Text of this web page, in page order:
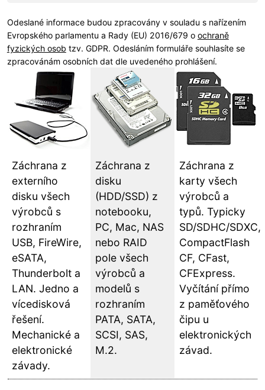
Odeslané informace budou zpracovány v souladu s nařízením
Evropského parlamentu a Rady (EU) 2016/679 o ochraně
fyzických osob tzv. GDPR. Odesláním formuláře souhlasíte se
zpracovánám osobních dat dle uvedeného prohlášení.
Záchrana z
externího
disku všech
výrobců s
rozhraním
USB, FireWire,
eSATA,
Thunderbolt a
LAN. Jedno a
vícedisková
řešení.
Mechanické a
elektronické
závady.
Záchrana z
disku
(HDD/SSD) z
notebooku,
PC, Mac, NAS
nebo RAID
pole všech
výrobců a
modelů s
rozhraním
PATA, SATA,
SCSI, SAS,
M.2.
Záchrana z
karty všech
výrobců a
typů. Typicky
SD/SDHC/SDXC,
CompactFlash
CF, CFast,
CFExpress.
Vyčítání přímo
z paměťového
čipu u
elektronických
závad.